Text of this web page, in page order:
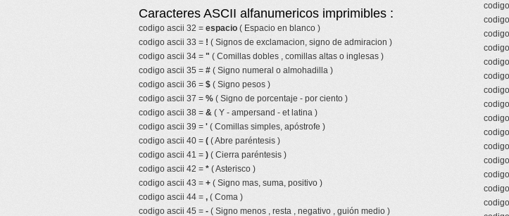
Caracteres ASCII alfanumericos imprimibles :
codigo ascii 32 = espacio ( Espacio en blanco )
codigo ascii 33 = ! ( Signos de exclamacion, signo de admiracion )
codigo ascii 34 = " ( Comillas dobles , comillas altas o inglesas )
codigo ascii 35 = # ( Signo numeral o almohadilla )
codigo ascii 36 = $ ( Signo pesos )
codigo ascii 37 = % ( Signo de porcentaje - por ciento )
codigo ascii 38 = & ( Y - ampersand - et latina )
codigo ascii 39 = ' ( Comillas simples, apóstrofe )
codigo ascii 40 = ( ( Abre paréntesis )
codigo ascii 41 = ) ( Cierra paréntesis )
codigo ascii 42 = * ( Asterisco )
codigo ascii 43 = + ( Signo mas, suma, positivo )
codigo ascii 44 = , ( Coma )
codigo ascii 45 = - ( Signo menos , resta , negativo , guión medio )